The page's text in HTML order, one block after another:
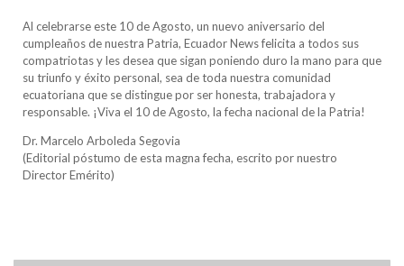
Al celebrarse este 10 de Agosto, un nuevo aniversario del
cumpleaños de nuestra Patria, Ecuador News felicita a todos sus
compatriotas y les desea que sigan poniendo duro la mano para que
su triunfo y éxito personal, sea de toda nuestra comunidad
ecuatoriana que se distingue por ser honesta, trabajadora y
responsable. ¡Viva el 10 de Agosto, la fecha nacional de la Patria!
Dr. Marcelo Arboleda Segovia
(Editorial póstumo de esta magna fecha, escrito por nuestro
Director Emérito)